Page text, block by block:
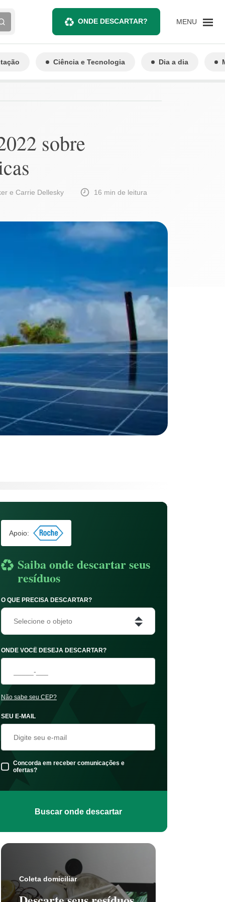
ONDE DESCARTAR? MENU
Ciência e Tecnologia Dia a dia
sobre
e Carrie Dellesky 16 min de leitura
Apoio:
Saiba onde descartar seus
resíduos
O QUE PRECISA DESCARTAR?
Selecione o objeto
ONDE VOCÊ DESEJA DESCARTAR?
Não sabe seu CEP?
SEU E-MAIL
Concorda em receber comunicações e
ofertas?
Buscar onde descartar
Coleta domiciliar